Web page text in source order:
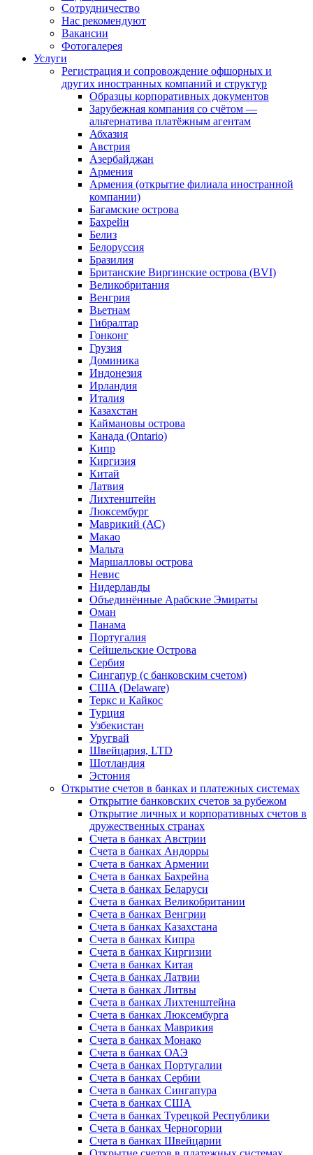
Сотрудничество
Нас рекомендуют
Вакансии
Фотогалерея
Услуги
Регистрация и сопровождение офшорных и
других иностранных компаний и структур
Образцы корпоративных документов
Зарубежная компания со счётом —
альтернатива платёжным агентам
Абхазия
Австрия
Азербайджан
Армения
Армения (открытие филиала иностранной
компании)
Багамские острова
Бахрейн
Белиз
Белоруссия
Бразилия
Британские Виргинские острова (BVI)
Великобритания
Венгрия
Вьетнам
Гибралтар
Гонконг
Грузия
Доминика
Индонезия
Ирландия
Италия
Казахстан
Каймановы острова
Канада (Ontario)
Кипр
Киргизия
Китай
Латвия
Лихтенштейн
Люксембург
Маврикий (АС)
Макао
Мальта
Маршалловы острова
Нeвис
Нидерланды
Объединённые Арабские Эмираты
Оман
Панама
Португалия
Сейшельские Острова
Сербия
Сингапур (c банковским счетом)
США (Delaware)
Теркс и Кайкос
Турция
Узбекистан
Уругвай
Швейцария, LTD
Шотландия
Эстония
Открытие счетов в банках и платежных системах
Открытие банковских счетов за рубежом
Открытие личных и корпоративных счетов в
дружественных странах
Счета в банках Австрии
Счета в банках Андорры
Счета в банках Армении
Счета в банках Бахрейна
Счета в банках Беларуси
Счета в банках Великобритании
Счета в банках Венгрии
Счета в банках Казахстана
Счета в банках Кипра
Счета в банках Киргизии
Счета в банках Китая
Счета в банках Латвии
Счета в банках Литвы
Счета в банках Лихтенштейна
Счета в банках Люксембурга
Счета в банках Маврикия
Счета в банках Монако
Счета в банках ОАЭ
Счета в банках Португалии
Счета в банках Сербии
Счета в банках Сингапура
Счета в банках США
Счета в банках Турецкой Республики
Счета в банках Черногории
Счета в банках Швейцарии